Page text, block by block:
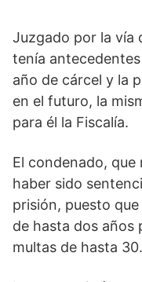
Juzgado por la vía
tenía
año de cárcel y la
en el futuro, la
para él la Fiscalía.
El condenado,
haber sido
prisión, puesto
de hasta dos años
multas de hasta